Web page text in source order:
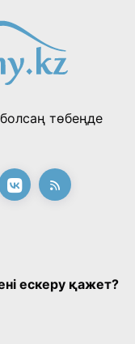
төбеңде
ескеру қажет?